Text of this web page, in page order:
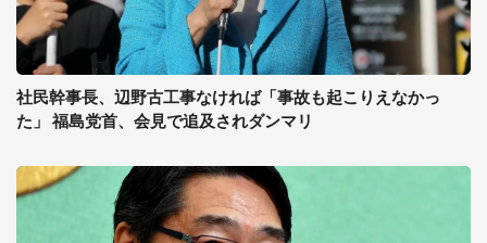
社民幹事長、辺野古工事なければ「事故も起こりえなかっ
た」 福島党首、会見で追及されダンマリ